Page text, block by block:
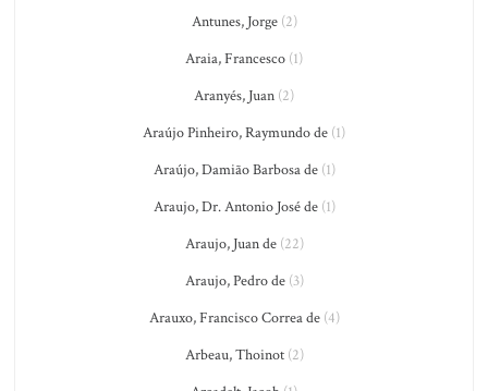
Antunes, Jorge(2)
Araia, Francesco (1)
Aranyés, Juan (2)
Araújo Pinheiro, Raymundo de (1)
Araújo, Damião Barbosa de(1)
Araujo, Dr. Antonio José de(1)
Araujo, Juan de(22)
Araujo, Pedro de(3)
Arauxo, Francisco Correa de(4)
Arbeau, Thoinot(2)